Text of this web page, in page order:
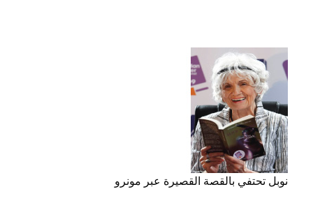
نوبل تحتفي بالقصة القصيرة عبر مونرو